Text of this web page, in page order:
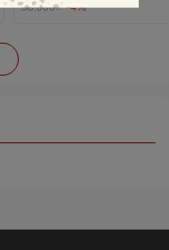
38.000₫ -4%